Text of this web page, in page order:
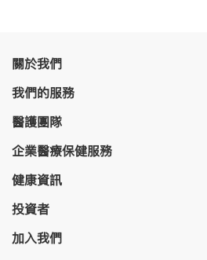
關於我們
我們的服務
醫護團隊
企業醫療保健服務
健康資訊
投資者
加入我們